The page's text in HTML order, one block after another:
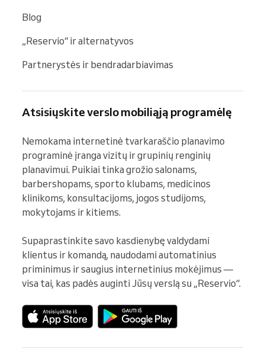
Blog
„Reservio“ ir alternatyvos
Partnerystės ir bendradarbiavimas
Atsisiųskite verslo mobiliąją programėlę
Nemokama internetinė tvarkaraščio planavimo
programinė įranga vizitų ir grupinių renginių
planavimui. Puikiai tinka grožio salonams,
barbershopams, sporto klubams, medicinos
klinikoms, konsultacijoms, jogos studijoms,
mokytojams ir kitiems.
Supaprastinkite savo kasdienybę valdydami
klientus ir komandą, naudodami automatinius
priminimus ir saugius internetinius mokėjimus —
visa tai, kas padės auginti Jūsų verslą su „Reservio“.